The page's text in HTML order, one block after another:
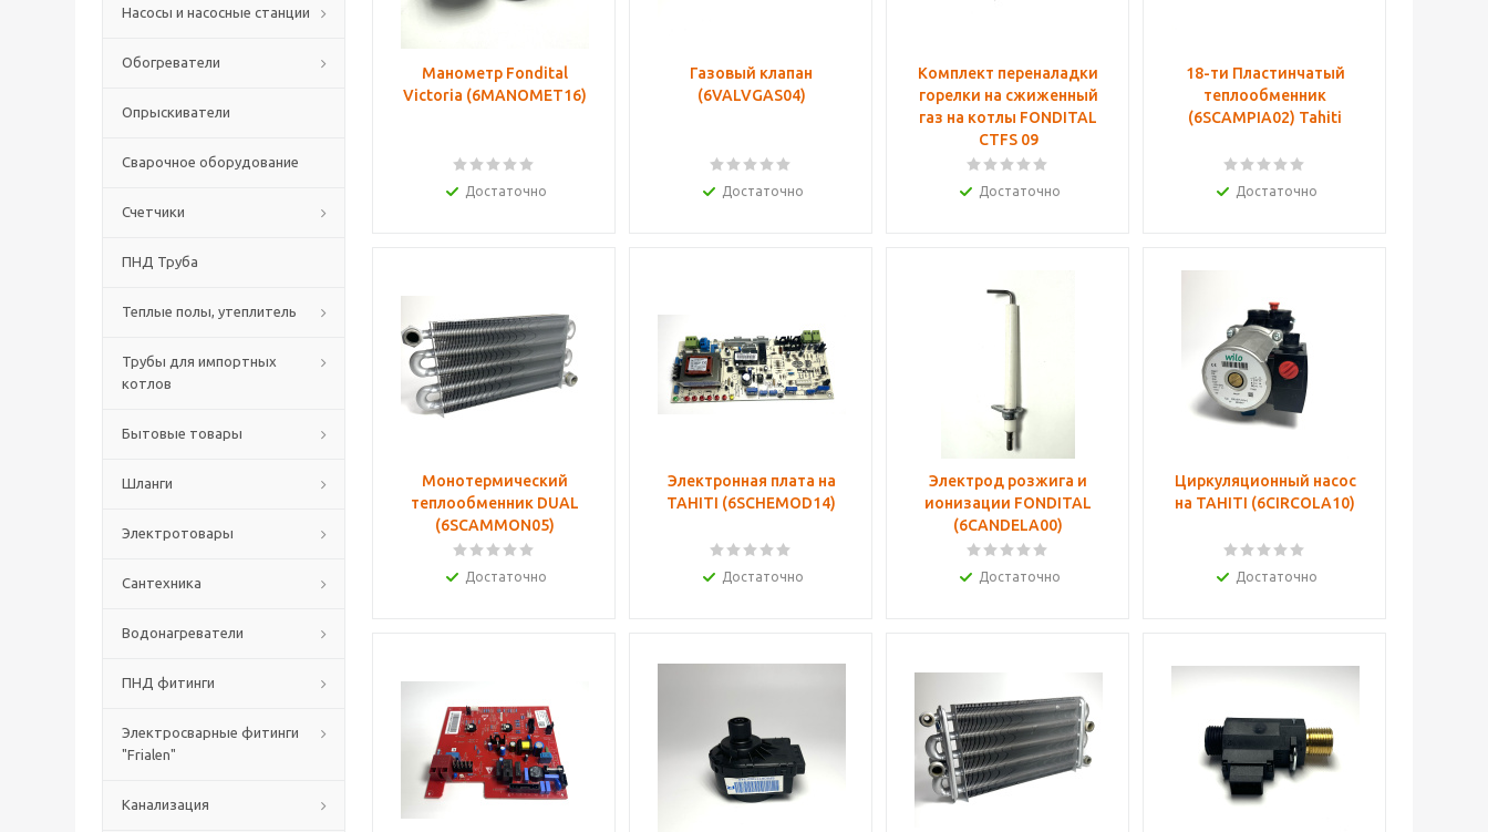
Насосы и насосные станции
Обогреватели
Опрыскиватели
Сварочное оборудование
Счетчики
ПНД Труба
Теплые полы, утеплитель
Трубы для импортных
котлов
Бытовые товары
Шланги
Электротовары
Сантехника
Водонагреватели
ПНД фитинги
Электросварные фитинги
"Frialen"
Канализация
Манометр Fondital
Victoria (6MANOMET16)
Достаточно
Газовый клапан
(6VALVGAS04)
Достаточно
Комплект переналадки
горелки на сжиженный
газ на котлы FONDITAL
CTFS 09
Достаточно
18-ти Пластинчатый
теплообменник
(6SCAMPIA02) Tahiti
Достаточно
Монотермический
теплообменник DUAL
(6SCAMMON05)
Достаточно
Электронная плата на
TAHITI (6SCHEMOD14)
Достаточно
Электрод розжига и
ионизации FONDITAL
(6CANDELA00)
Достаточно
Циркуляционный насос
на TAHITI (6CIRCOLA10)
Достаточно